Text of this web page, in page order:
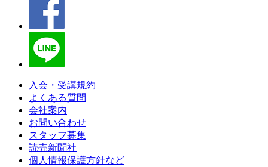
入会・受講規約
よくある質問
会社案内
お問い合わせ
スタッフ募集
読売新聞社
個人情報保護方針など